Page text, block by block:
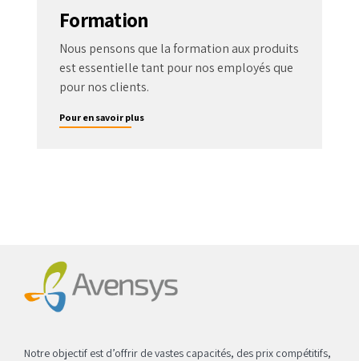
Formation
Nous pensons que la formation aux produits
est essentielle tant pour nos employés que
pour nos clients.
Pour en savoir plus
Notre objectif est d’offrir de vastes capacités, des prix compétitifs,